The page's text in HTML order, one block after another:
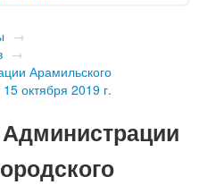
→
→
Арамильского
октября 2019 г.